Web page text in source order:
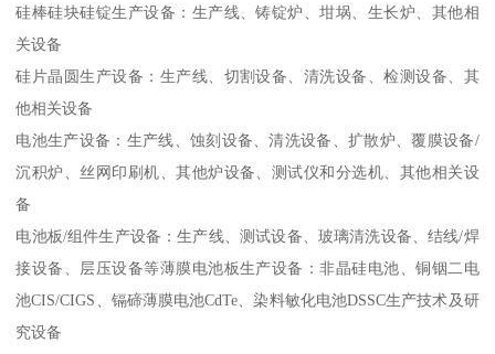
硅棒硅块硅锭生产设备：生产线、铸锭炉、坩埚、生长炉、其他相
关设备
硅片晶圆生产设备：生产线、切割设备、清洗设备、检测设备、其
他相关设备
电池生产设备：生产线、蚀刻设备、清洗设备、扩散炉、覆膜设备/
沉积炉、丝网印刷机、其他炉设备、测试仪和分选机、其他相关设
备
电池板/组件生产设备：生产线、测试设备、玻璃清洗设备、结线/焊
接设备、层压设备等薄膜电池板生产设备：非晶硅电池、铜铟二电
池CIS/CIGS、镉碲薄膜电池CdTe、染料敏化电池DSSC生产技术及研
究设备